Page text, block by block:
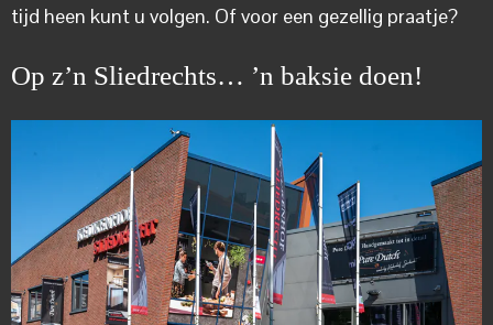
tijd heen kunt u volgen. Of voor een gezellig praatje?
Op z’n Sliedrechts… ’n baksie doen!